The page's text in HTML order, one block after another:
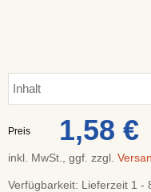
Inhalt
Preis 1,58 €
inkl. MwSt., ggf. zzgl.
Verfügbarkeit: Lieferzeit 1 -